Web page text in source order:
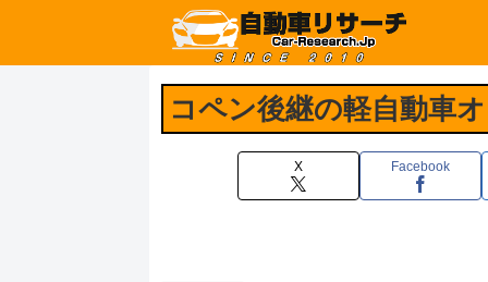
コペン後継の軽自動車
X Facebook